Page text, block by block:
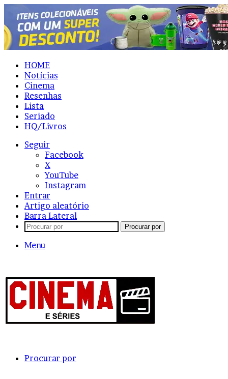
HOME
Notícias
Cinema
Resenhas
Lista
Seriado
HQ/Livros
Seguir
Facebook
X
YouTube
Instagram
Entrar
Artigo aleatório
Barra Lateral
Procurar por
Menu
Procurar por